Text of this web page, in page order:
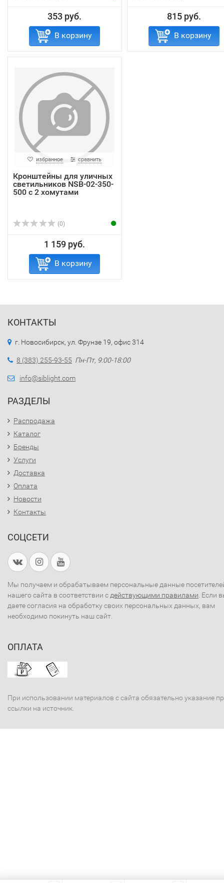
353 руб.
В корзину
815 руб.
В корзину
избранное сравнить
Кронштейны для уличных
светильников NSB-02-350-
500 с 2 хомутами
(0)
1 159 руб.
В корзину
КОНТАКТЫ
г. Новосибирск, ул. Фрунзе 19, офис 314
8 (383) 255-93-55 Пн-Пт, 9:00-18:00
info@siblight.com
РАЗДЕЛЫ
Распродажа
Каталог
Бренды
Услуги
Доставка
Оплата
Новости
Контакты
СОЦСЕТИ
Мы получаем и обрабатываем персональные данные
нашего сайта в соответствии с действующими правилами . Если
даете согласия на обработку своих персональных данных, вам
необходимо покинуть наш сайт.
ОПЛАТА
При использовании материалов с сайта обязательно указание
ссылки на источник.